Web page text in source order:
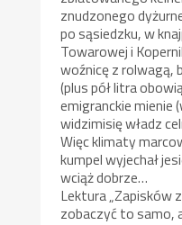
znudzonego
po sąsiedzku, w
Towarowej i
woźnicę z rolwagą,
(plus pół litra
emigranckie mienie
widzimisię władz
Więc klimaty
kumpel wyjechał
wciąż dobrze…
Lektura „Zapisków
zobaczyć to samo,